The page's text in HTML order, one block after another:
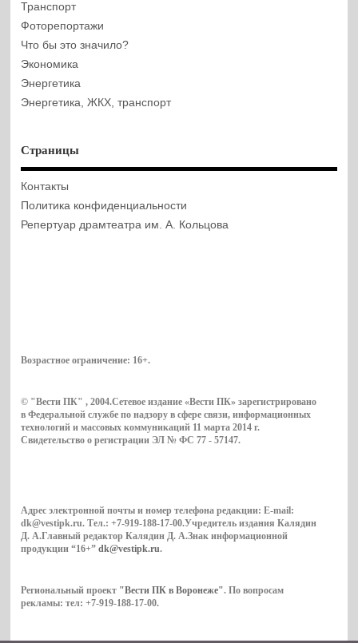
Транспорт
Фоторепортажи
Что бы это значило?
Экономика
Энергетика
Энергетика, ЖКХ, транспорт
Страницы
Контакты
Политика конфиденциальности
Репертуар драмтеатра им. А. Кольцова
Возрастное ограничение: 16+.
© "Вести ПК" , 2004.Сетевое издание «Вести ПК» зарегистрировано
в Федеральной службе по надзору в сфере связи, информационных
технологий и массовых коммуникаций 11 марта 2014 г.
Свидетельство о регистрации ЭЛ № ФС 77 - 57147.
Адрес электронной почты и номер телефона редакции: E-mail:
dk@vestipk.ru. Тел.: +7-919-188-17-00.Учредитель издания Калядин
Д. А.Главный редактор Калядин Д. А.Знак информационной
продукции “16+”dk@vestipk.ru.
Региональный проект "Вести ПК в Воронеже". По вопросам
рекламы: тел: +7-919-188-17-00.